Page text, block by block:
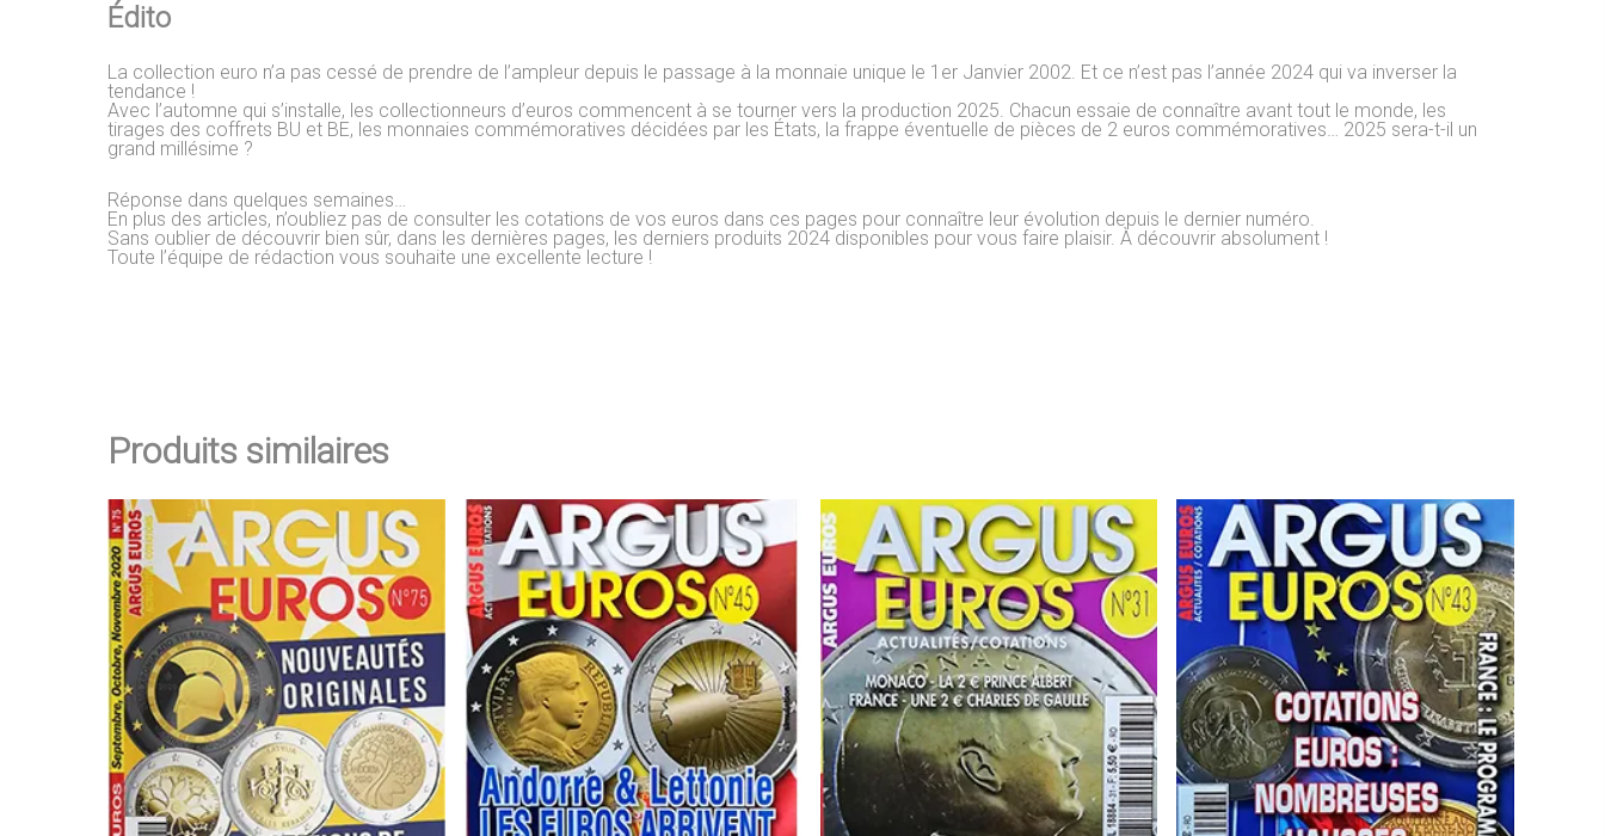
Édito
La collection euro n’a pas cessé de prendre de l’ampleur depuis le passage à la monnaie unique le 1er Janvier 2002. Et ce n’est pas l’année 2024 qui va inverser la
tendance !
Avec l’automne qui s’installe, les collectionneurs d’euros commencent à se tourner vers la production 2025. Chacun essaie de connaître avant tout le monde, les
tirages des coffrets BU et BE, les monnaies commémoratives décidées par les États, la frappe éventuelle de pièces de 2 euros commémoratives… 2025 sera-t-il un
grand millésime ?
Réponse dans quelques semaines…
En plus des articles, n’oubliez pas de consulter les cotations de vos euros dans ces pages pour connaître leur évolution depuis le dernier numéro.
Sans oublier de découvrir bien sûr, dans les dernières pages, les derniers produits 2024 disponibles pour vous faire plaisir. À découvrir absolument !
Toute l’équipe de rédaction vous souhaite une excellente lecture !
Produits similaires